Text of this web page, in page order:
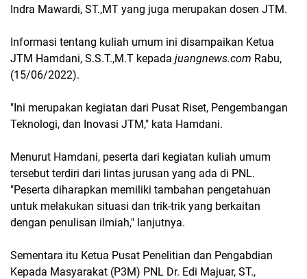
Indra Mawardi, ST.,MT yang juga merupakan dosen JTM.
Informasi tentang kuliah umum ini disampaikan Ketua
JTM Hamdani, S.S.T.,M.T kepada juangnews.com Rabu,
(15/06/2022).
"Ini merupakan kegiatan dari Pusat Riset, Pengembangan
Teknologi, dan Inovasi JTM," kata Hamdani.
Menurut Hamdani, peserta dari kegiatan kuliah umum
tersebut terdiri dari lintas jurusan yang ada di PNL.
"Peserta diharapkan memiliki tambahan pengetahuan
untuk melakukan situasi dan trik-trik yang berkaitan
dengan penulisan ilmiah," lanjutnya.
Sementara itu Ketua Pusat Penelitian dan Pengabdian
Kepada Masyarakat (P3M) PNL Dr. Edi Majuar, ST.,